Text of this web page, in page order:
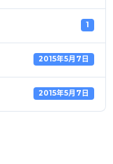
1
2015年5月7日
2015年5月7日